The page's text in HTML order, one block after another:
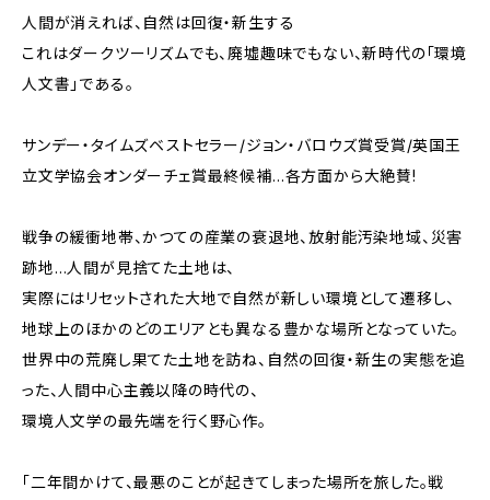
人間が消えれば、自然は回復・新生する――
これはダークツーリズムでも、廃墟趣味でもない、新時代の「環境
人文書」である。
サンデー・タイムズベストセラー/ジョン・バロウズ賞受賞/英国王
立文学協会オンダーチェ賞最終候補…各方面から大絶賛!
戦争の緩衝地帯、かつての産業の衰退地、放射能汚染地域、災害
跡地…人間が見捨てた土地は、
実際にはリセットされた大地で自然が新しい環境として遷移し、
地球上のほかのどのエリアとも異なる豊かな場所となっていた。
世界中の荒廃し果てた土地を訪ね、自然の回復・新生の実態を追
った、人間中心主義以降の時代の、
環境人文学の最先端を行く野心作。
「二年間かけて、最悪のことが起きてしまった場所を旅した。戦